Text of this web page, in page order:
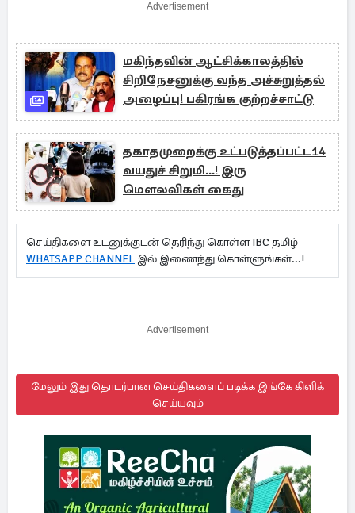
Advertisement
மகிந்தவின் ஆட்சிக்காலத்தில்
சிறிநேசனுக்கு வந்த அச்சுறுத்தல்
அழைப்பு! பகிரங்க குற்றச்சாட்டு
தகாதமுறைக்கு உட்படுத்தப்பட்ட14
வயதுச் சிறுமி...! இரு
மௌலவிகள் கைது
செய்திகளை உடனுக்குடன் தெரிந்து கொள்ள IBC தமிழ்
WHATSAPP CHANNEL இல் இணைந்து கொள்ளுங்கள்...!
Advertisement
மேலும் இது தொடர்பான செய்திகளைப் படிக்க இங்கே கிளிக்
செய்யவும்